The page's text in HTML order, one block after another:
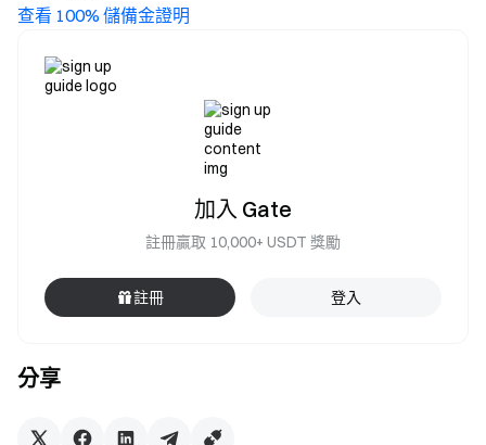
查看 100% 儲備金證明
分享
加入 Gate
註冊贏取 10,000+ USDT 獎勵
註冊 登入